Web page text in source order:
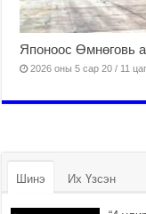
Японоос Өмнөговь
2026 оны 5 сар 20 / 11
Шинэ Их Үзсэн